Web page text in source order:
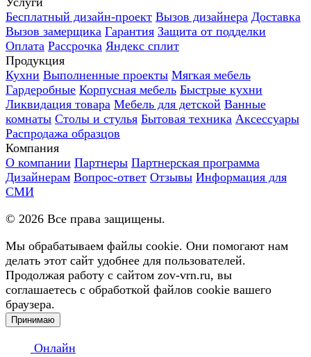
Бесплатный дизайн-проект Вызов дизайнера Доставка
Вызов замерщика Гарантия Защита от подделки
Оплата Рассрочка Яндекс сплит
Продукция
Кухни Выполненные проекты Мягкая мебель
Гардеробные Корпусная мебель Быстрые кухни
Ликвидация товара Мебель для детской Ванные
комнаты Столы и стулья Бытовая техника Аксессуары
Распродажа образцов
Компания
О компании Партнеры Партнерская программа
Дизайнерам Вопрос-ответ Отзывы Информация для
СМИ
© 2026 Все права защищены.
Мы обрабатываем файлы cookie. Они помогают нам
делать этот сайт удобнее для пользователей.
Продолжая работу с сайтом zov-vrn.ru, вы
соглашаетесь с обработкой файлов cookie вашего
браузера.
Принимаю
Онлайн